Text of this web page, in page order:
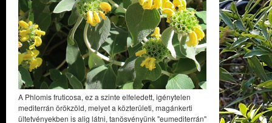
A Phlomis fruticosa, ez a szinte elfeledett, igénytelen
mediterrán örökzöld, melyet a közterületi, magánkerti
ültetvényekben is alig látni, tanösvényünk "eumediterrán"